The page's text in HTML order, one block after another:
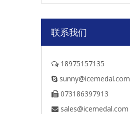
联系我们
 18975157135
 sunny@icemedal.com
 073186397913
 sales@icemedal.com